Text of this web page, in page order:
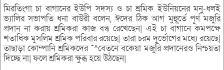
মিরতিংগা চা বাগানের ইউপি সদস্য ও চা শ্রমিক ইউনিয়নের মনু-ধলই
ভ্যালির সভাপতি ধনা বাউরী বলেন, ঈদের ঠিক আগ মুহুূর্তে পূর্ণ মজুরি
প্রদান না করায় শ্রমিকরা কাজ বন্ধ রেখেছেন| এই চা বাগানে কমপক্ষে
শতাধিক মুসলিম শ্রমিক পরিবার রয়েছে| তারা চরম দুর্ভোগের মধ্যে রয়েছে|
তাছাড়া কোম্পানি শ্রমিকদের ¯^বেতনে বকেয়া মজুরি প্রদানেরও নিশ্চয়তা
দিচ্ছে না| ফলে শ্রমিকরা ক্ষুব্ধ হয়ে উঠছেন|